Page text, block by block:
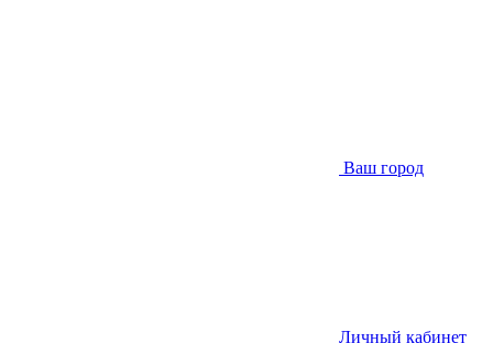
Ваш город
Личный кабинет